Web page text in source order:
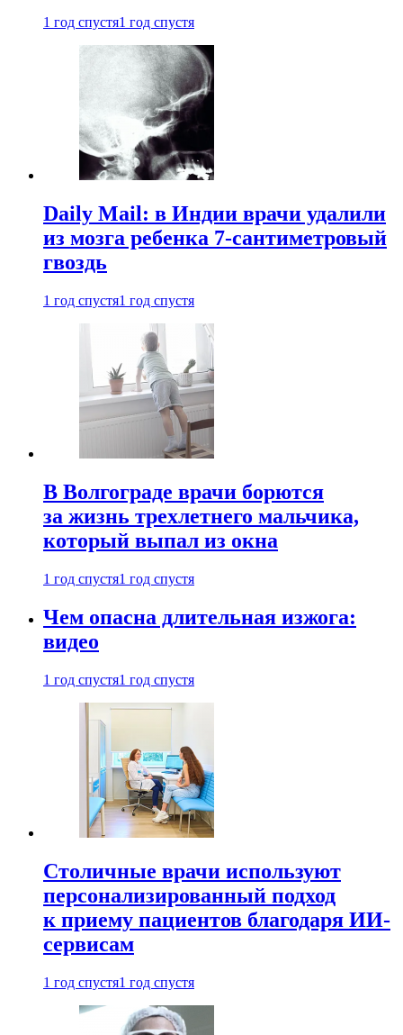
1 год спустя1 год спустя
Daily Mail: в Индии врачи удалили
из мозга ребенка 7-сантиметровый
гвоздь
1 год спустя1 год спустя
В Волгограде врачи борются
за жизнь трехлетнего мальчика,
который выпал из окна
1 год спустя1 год спустя
Чем опасна длительная изжога:
видео
1 год спустя1 год спустя
Столичные врачи используют
персонализированный подход
к приему пациентов благодаря ИИ-
сервисам
1 год спустя1 год спустя